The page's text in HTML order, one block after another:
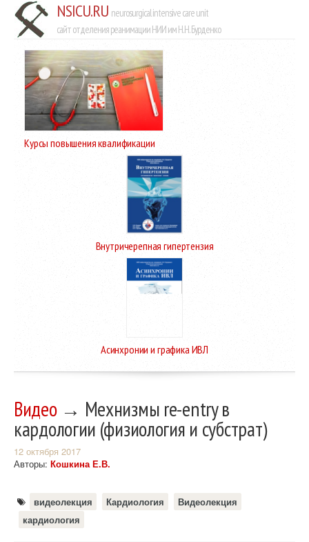
NSICU.RU neurosurgical intensive care unit
сайт отделения реанимации НИИ им Н.Н. Бурденко
Курсы повышения квалификации
Внутричерепная гипертензия
Асинхронии и графика ИВЛ
Видео→ Мехнизмы re-entry в
кардологии (физиология и субстрат)
12 октября 2017
Авторы: Кошкина Е.В.
видеолекция Кардиология
Видеолекция
кардиология